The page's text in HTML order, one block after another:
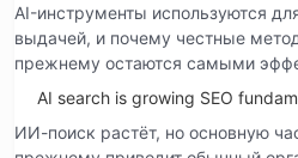
AI-инструменты используются
выдачей, и почему честные
прежнему остаются самыми
AI search is growing SEO
ИИ-поиск растёт, но основную